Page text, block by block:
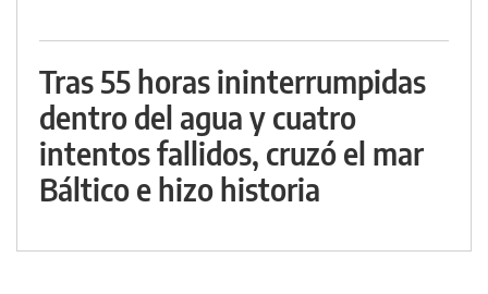
Tras 55 horas ininterrumpidas
dentro del agua y cuatro
intentos fallidos, cruzó el mar
Báltico e hizo historia